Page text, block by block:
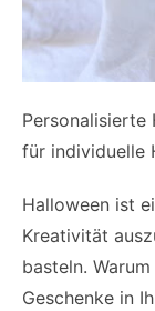
Personalisierte
für individuelle
Halloween ist
Kreativität
basteln.
Geschenke in